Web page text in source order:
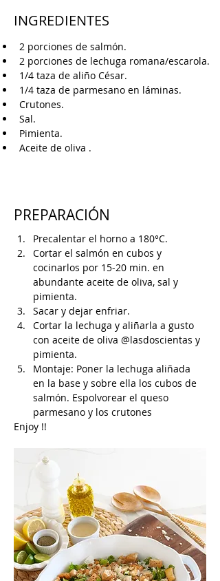
INGREDIENTES
2 porciones de salmón.
2 porciones de lechuga romana/escarola.
1/4 taza de aliño César.
1/4 taza de parmesano en láminas.
Crutones.
Sal.
Pimienta.
Aceite de oliva .
PREPARACIÓN
Precalentar el horno a 180°C.
Cortar el salmón en cubos y
cocinarlos por 15-20 min. en
abundante aceite de oliva, sal y
pimienta.
Sacar y dejar enfriar.
Cortar la lechuga y aliñarla a gusto
con aceite de oliva @lasdoscientas y
pimienta.
Montaje: Poner la lechuga aliñada
en la base y sobre ella los cubos de
salmón. Espolvorear el queso
parmesano y los crutones
Enjoy !!